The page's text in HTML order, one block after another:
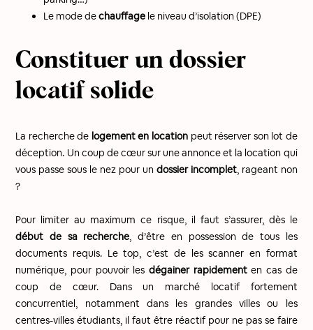
Le mode dechauffage le niveau d’isolation (DPE)
Constituer un dossier
locatif solide
La recherche de logement en location peut réserver son lot de
déception. Un coup de cœur sur une annonce et la location qui
vous passe sous le nez pour un dossier incomplet, rageant non
?
Pour limiter au maximum ce risque, il faut s’assurer, dès le
début de sa recherche, d’être en possession de tous les
documents requis. Le top, c’est de les scanner en format
numérique, pour pouvoir les dégainer rapidementen cas de
coup de cœur. Dans un marché locatif fortement
concurrentiel, notamment dans les grandes villes ou les
centres-villes étudiants, il faut être réactif pour ne pas se faire